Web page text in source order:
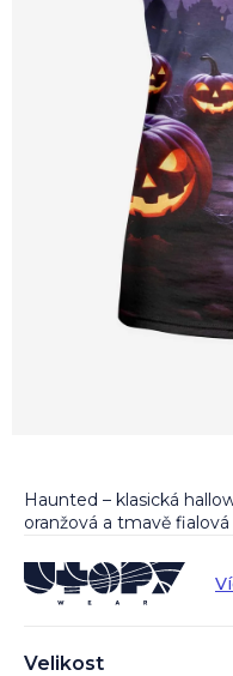
Velikost
Haunted – klasická
oranžová a tmavě